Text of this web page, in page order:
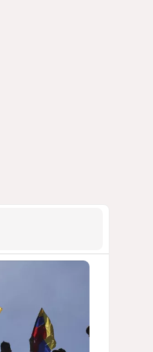
ЦХВЕДИАНИ
05 Августа 2026 17:46